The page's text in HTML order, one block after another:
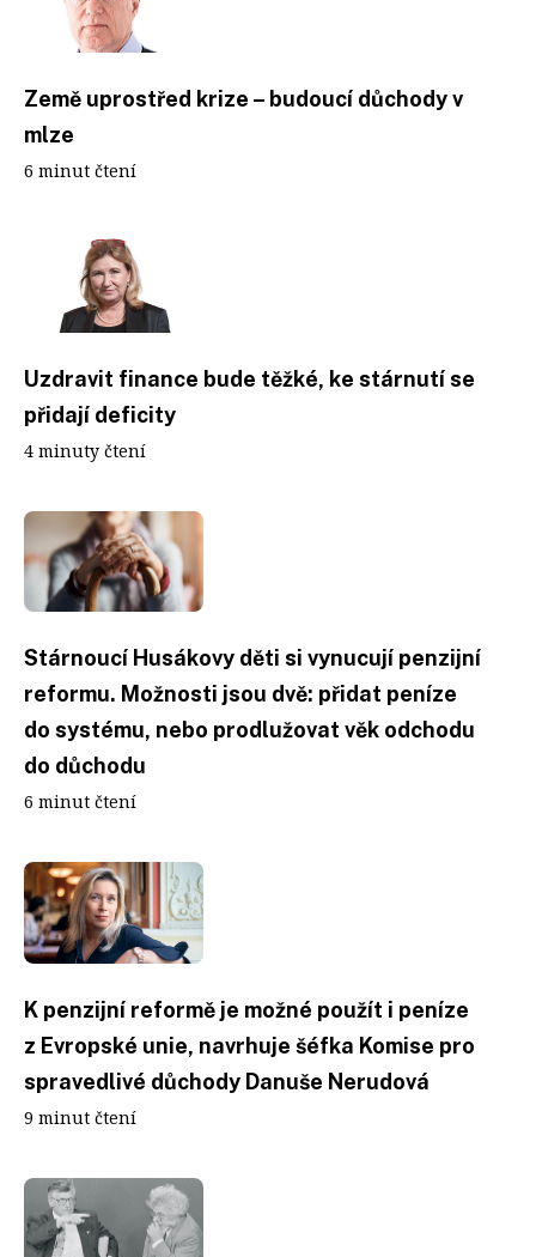
Země uprostřed krize – budoucí důchody v
mlze
6 minut čtení
Uzdravit finance bude těžké, ke stárnutí se
přidají deficity
4 minuty čtení
Stárnoucí Husákovy děti si vynucují penzijní
reformu. Možnosti jsou dvě: přidat peníze
do systému, nebo prodlužovat věk odchodu
do důchodu
6 minut čtení
K penzijní reformě je možné použít i peníze
z Evropské unie, navrhuje šéfka Komise pro
spravedlivé důchody Danuše Nerudová
9 minut čtení